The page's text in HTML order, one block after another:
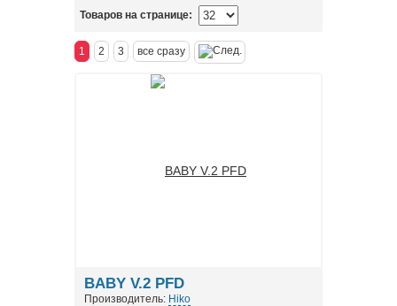
Товаров на странице:
1 2 3 все сразу
BABY V.2 PFD
Производитель: Hiko